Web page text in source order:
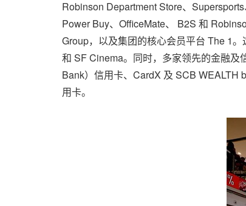
Robinson Department Store、
Power Buy、OfficeMate、 B2S 和
Group，以及集团的核心会员平台 The 1
和 SF Cinema。同时，多家领先的金融
Bank）信用卡、CardX 及 SCB WEALTH
用卡。